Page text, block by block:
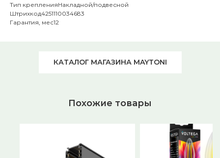
Тип крепленияНакладной/подвесной
Штрихкод4251110034683
Гарантия, мес12
КАТАЛОГ МАГАЗИНА MAYTONI
Похожие товары